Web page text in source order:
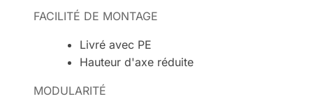
FACILITÉ DE MONTAGE
Livré avec PE
Hauteur d'axe réduite
MODULARITÉ